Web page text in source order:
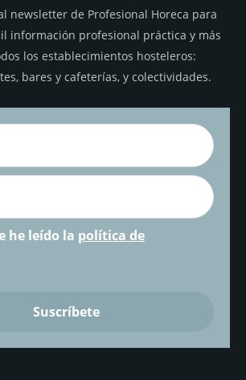
newsletter de Profesional Horeca para
información profesional práctica y más
los establecimientos hosteleros:
bares y cafeterías, y colectividades.
he leído la política de